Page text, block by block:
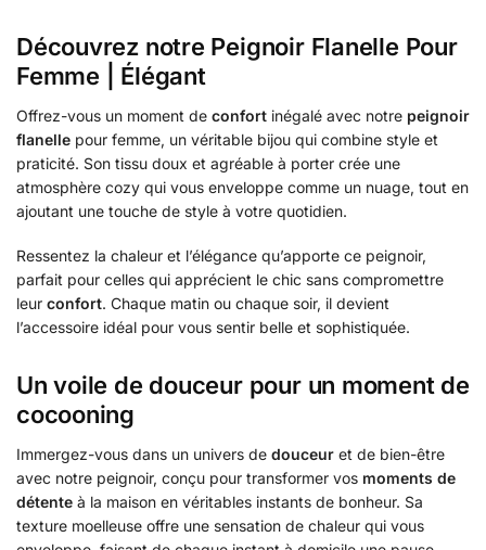
Découvrez notre Peignoir Flanelle Pour
Femme | Élégant
Offrez-vous un moment de confort inégalé avec notre peignoir
flanelle pour femme, un véritable bijou qui combine style et
praticité. Son tissu doux et agréable à porter crée une
atmosphère cozy qui vous enveloppe comme un nuage, tout en
ajoutant une touche de style à votre quotidien.
Ressentez la chaleur et l’élégance qu’apporte ce peignoir,
parfait pour celles qui apprécient le chic sans compromettre
leur confort. Chaque matin ou chaque soir, il devient
l’accessoire idéal pour vous sentir belle et sophistiquée.
Un voile de douceur pour un moment de
cocooning
Immergez-vous dans un univers de douceur et de bien-être
avec notre peignoir, conçu pour transformer vos moments de
détente à la maison en véritables instants de bonheur. Sa
texture moelleuse offre une sensation de chaleur qui vous